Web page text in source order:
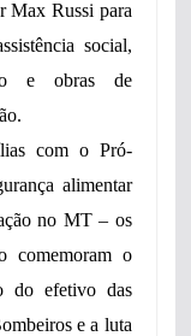
Max Russi para
social,
e obras de
com o Pró-
alimentar
no MT – os
comemoram o
do efetivo das
e a luta